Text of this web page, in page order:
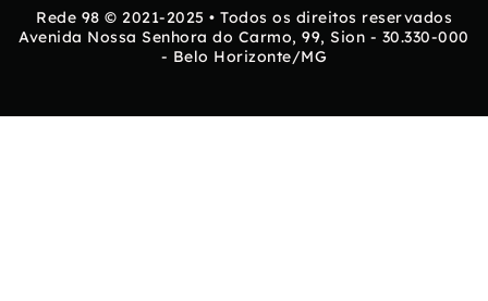
Rede 98 © 2021-2025 • Todos os direitos reservados
Avenida Nossa Senhora do Carmo, 99, Sion - 30.330-000
- Belo Horizonte/MG